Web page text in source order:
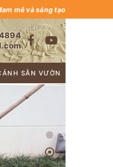
mê và sáng tạo
SÂN VƯỜN